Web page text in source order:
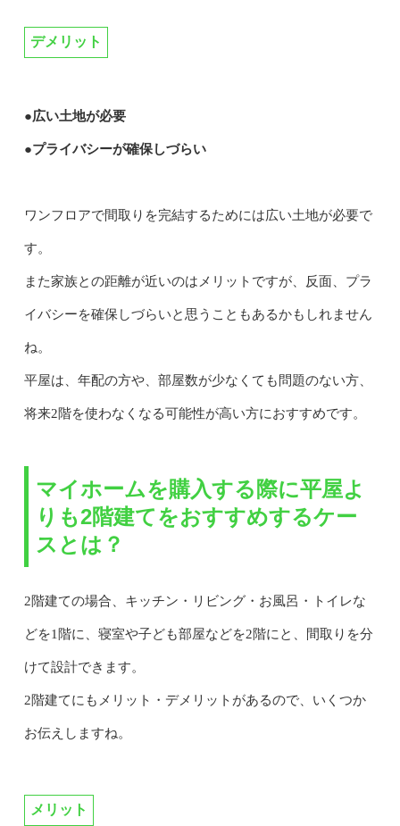
デメリット
●広い土地が必要
●プライバシーが確保しづらい
ワンフロアで間取りを完結するためには広い土地が必要で
す。
また家族との距離が近いのはメリットですが、反面、プラ
イバシーを確保しづらいと思うこともあるかもしれません
ね。
平屋は、年配の方や、部屋数が少なくても問題のない方、
将来2階を使わなくなる可能性が高い方におすすめです。
マイホームを購入する際に平屋よ
りも2階建てをおすすめするケー
スとは？
2階建ての場合、キッチン・リビング・お風呂・トイレな
どを1階に、寝室や子ども部屋などを2階にと、間取りを分
けて設計できます。
2階建てにもメリット・デメリットがあるので、いくつか
お伝えしますね。
メリット